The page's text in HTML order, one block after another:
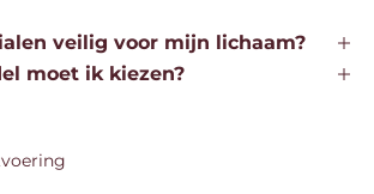
veilig voor mijn lichaam?
moet ik kiezen?